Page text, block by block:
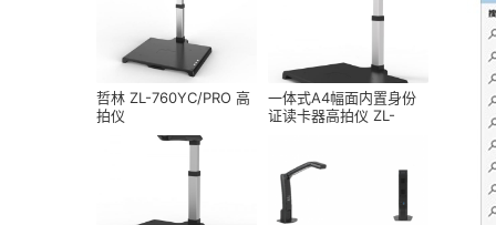
哲林 ZL-760YC/PRO 高
拍仪
一体式A4幅面内置身份
证读卡器高拍仪 ZL-